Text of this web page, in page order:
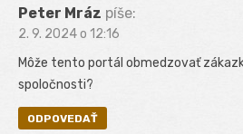
Peter Mráz píše:
2. 9. 2024 o 12:16
Môže tento portál obmedzovať
spoločnosti?
ODPOVEDAŤ